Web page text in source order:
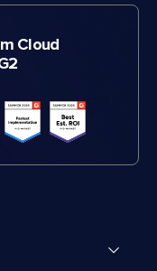
Cloud